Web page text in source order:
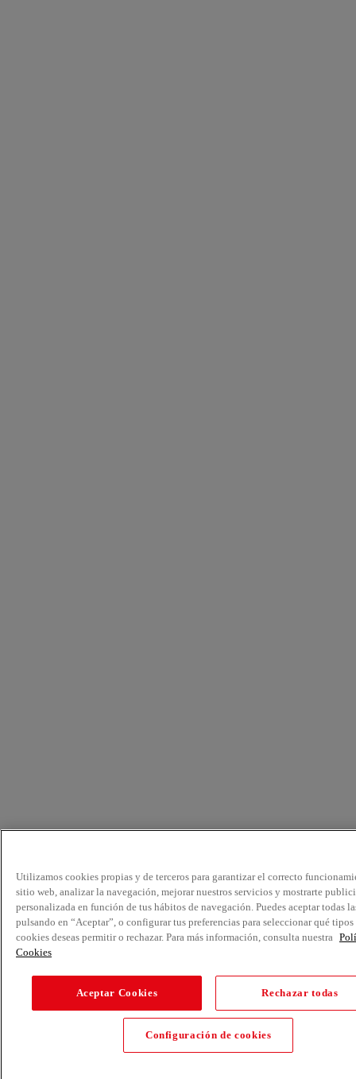
Utilizamos cookies propias y de terceros para garantizar el correcto
sitio web, analizar la navegación, mejorar nuestros servicios y mostrarte
personalizada en función de tus hábitos de navegación. Puedes aceptar todas
pulsando en “Aceptar”, o configurar tus preferencias para seleccionar qué tipos
cookies deseas permitir o rechazar. Para más información, consulta nuestra
Cookies
Aceptar Cookies Rechazar todas
Configuración de cookies